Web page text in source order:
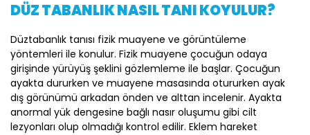
DÜZ TABANLIK NASIL TANI KOYULUR?
Düztabanlık tanısı fizik muayene ve görüntüleme
yöntemleri ile konulur. Fizik muayene çocuğun odaya
girişinde yürüyüş şeklini gözlemleme ile başlar. Çocuğun
ayakta dururken ve muayene masasında otururken ayak
dış görünümü arkadan önden ve alttan incelenir. Ayakta
anormal yük dengesine bağlı nasır oluşumu gibi cilt
lezyonları olup olmadığı kontrol edilir. Eklem hareket